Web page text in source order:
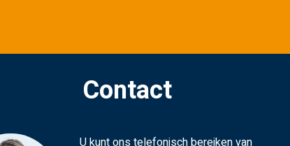
Contact